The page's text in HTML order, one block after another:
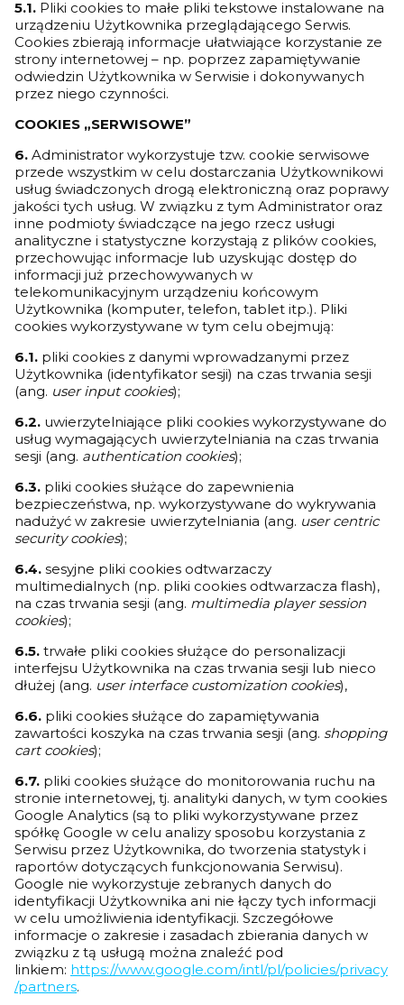
5.1. Pliki cookies to małe pliki tekstowe instalowane na
urządzeniu Użytkownika przeglądającego Serwis.
Cookies zbierają informacje ułatwiające korzystanie ze
strony internetowej – np. poprzez zapamiętywanie
odwiedzin Użytkownika w Serwisie i dokonywanych
przez niego czynności.
COOKIES „SERWISOWE”
6. Administrator wykorzystuje tzw. cookie serwisowe
przede wszystkim w celu dostarczania Użytkownikowi
usług świadczonych drogą elektroniczną oraz poprawy
jakości tych usług. W związku z tym Administrator oraz
inne podmioty świadczące na jego rzecz usługi
analityczne i statystyczne korzystają z plików cookies,
przechowując informacje lub uzyskując dostęp do
informacji już przechowywanych w
telekomunikacyjnym urządzeniu końcowym
Użytkownika (komputer, telefon, tablet itp.). Pliki
cookies wykorzystywane w tym celu obejmują:
6.1. pliki cookies z danymi wprowadzanymi przez
Użytkownika (identyfikator sesji) na czas trwania sesji
(ang. user input cookies);
6.2. uwierzytelniające pliki cookies wykorzystywane do
usług wymagających uwierzytelniania na czas trwania
sesji (ang. authentication cookies);
6.3. pliki cookies służące do zapewnienia
bezpieczeństwa, np. wykorzystywane do wykrywania
nadużyć w zakresie uwierzytelniania (ang. user centric
security cookies);
6.4. sesyjne pliki cookies odtwarzaczy
multimedialnych (np. pliki cookies odtwarzacza flash),
na czas trwania sesji (ang. multimedia player session
cookies);
6.5. trwałe pliki cookies służące do personalizacji
interfejsu Użytkownika na czas trwania sesji lub nieco
dłużej (ang. user interface customization cookies),
6.6. pliki cookies służące do zapamiętywania
zawartości koszyka na czas trwania sesji (ang. shopping
cart cookies);
6.7. pliki cookies służące do monitorowania ruchu na
stronie internetowej, tj. analityki danych, w tym cookies
Google Analytics (są to pliki wykorzystywane przez
spółkę Google w celu analizy sposobu korzystania z
Serwisu przez Użytkownika, do tworzenia statystyk i
raportów dotyczących funkcjonowania Serwisu).
Google nie wykorzystuje zebranych danych do
identyfikacji Użytkownika ani nie łączy tych informacji
w celu umożliwienia identyfikacji. Szczegółowe
informacje o zakresie i zasadach zbierania danych w
związku z tą usługą można znaleźć pod
linkiem: https://www.google.com/intl/pl/policies/privacy
/partners.